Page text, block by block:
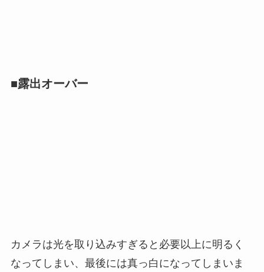
■露出オーバー
カメラは光を取り込みすぎると必要以上に明るく
なってしまい、最後には真っ白になってしまいま